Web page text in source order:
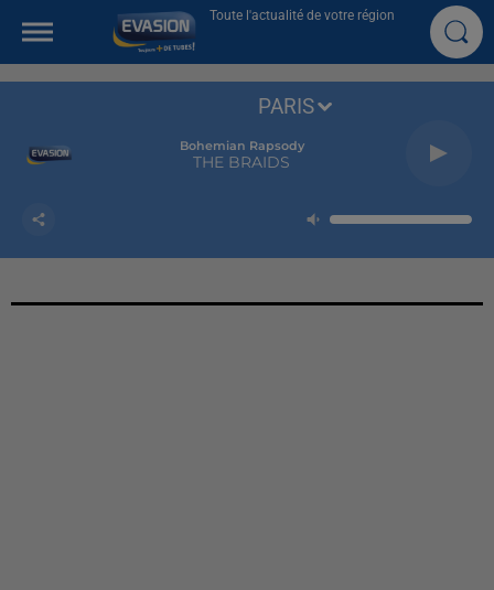
Toute l'actualité de votre région
Bohemian Rapsody
THE BRAIDS
PARIS